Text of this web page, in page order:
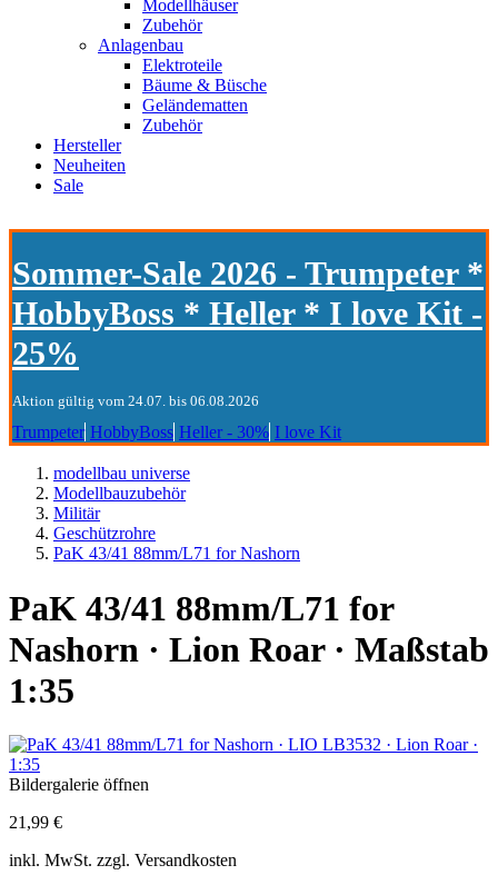
Modellhäuser
Zubehör
Anlagenbau
Elektroteile
Bäume & Büsche
Geländematten
Zubehör
Hersteller
Neuheiten
Sale
Sommer-Sale 2026 - Trumpeter *
HobbyBoss * Heller * I love Kit -
25%
Aktion gültig vom 24.07. bis 06.08.2026
Trumpeter HobbyBoss Heller - 30% I love Kit
modellbau universe
Modellbauzubehör
Militär
Geschützrohre
PaK 43/41 88mm/L71 for Nashorn
PaK 43/41 88mm/L71 for
Nashorn · Lion Roar · Maßstab
1:35
Bildergalerie öffnen
21,99 €
inkl. MwSt. zzgl. Versandkosten